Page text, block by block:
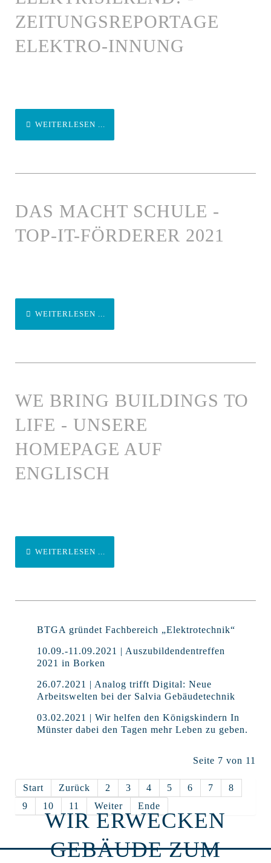
ZEITUNGSREPORTAGE
ELEKTRO-INNUNG
WEITERLESEN ...
DAS MACHT SCHULE -
TOP-IT-FÖRDERER 2021
WEITERLESEN ...
WE BRING BUILDINGS TO
LIFE - UNSERE
HOMEPAGE AUF
ENGLISCH
WEITERLESEN ...
BTGA gründet Fachbereich „Elektrotechnik“
10.09.-11.09.2021 | Auszubildendentreffen
2021 in Borken
26.07.2021 | Analog trifft Digital: Neue
Arbeitswelten bei der Salvia Gebäudetechnik
03.02.2021 | Wir helfen den Königskindern In
Münster dabei den Tagen mehr Leben zu geben.
Seite 7 von 11
Start Zurück 2 3 4 5 6 7
8
9
10 11 Weiter Ende
WIR ERWECKEN
GEBÄUDE ZUM